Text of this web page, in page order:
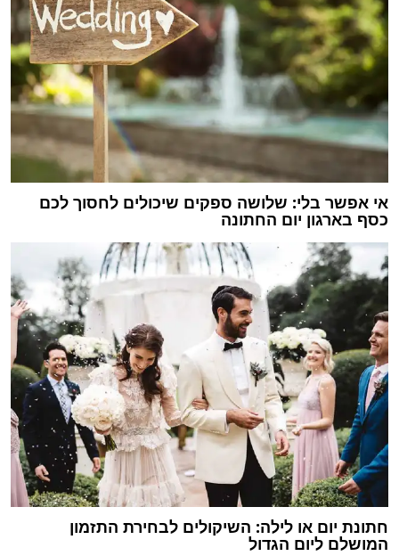
אי אפשר בלי: שלושה ספקים שיכולים לחסוך לכם
כסף בארגון יום החתונה
חתונת יום או לילה: השיקולים לבחירת התזמון
המושלם ליום הגדול